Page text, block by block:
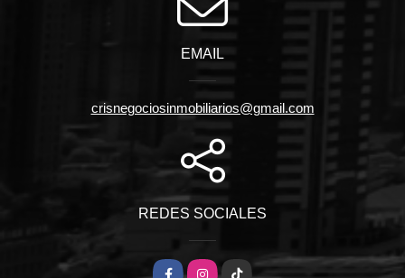
EMAIL
crisnegociosinmobiliarios@gmail.com
REDES SOCIALES
FacebookInstagramTikTok